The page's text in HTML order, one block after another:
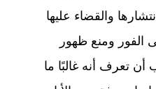
والقضاء عليها
الفور ومنع ظهور
تعرف أنه غالبًا ما